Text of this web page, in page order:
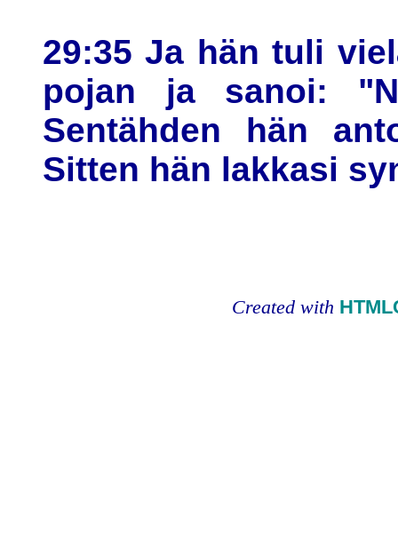
29:35 Ja hän tuli
pojan ja sanoi:
Sentähden hän
Sitten hän lakkasi
Created with